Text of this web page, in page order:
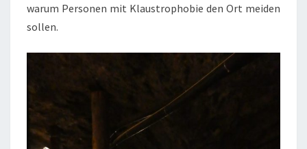
warum Personen mit Klaustrophobie den Ort meiden
sollen.